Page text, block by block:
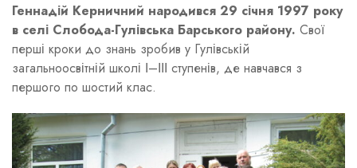
Геннадій Керничний народився 29 січня 1997 року
в селі Слобода-Гулівська Барського району. Свої
перші кроки до знань зробив у Гулівській
загальноосвітній школі І–ІІІ ступенів, де навчався з
першого по шостий клас.